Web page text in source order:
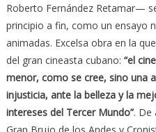
Roberto Fernández Retamar—
principio a fin, como un ensayo
animadas. Excelsa obra en la
del gran cineasta cubano: “el
menor, como se cree, sino una
injusticia, ante la belleza y la
intereses del Tercer Mundo”. De